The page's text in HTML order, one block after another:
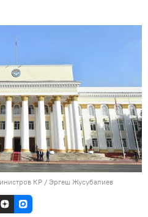
КР / Эргеш Жусубалиев